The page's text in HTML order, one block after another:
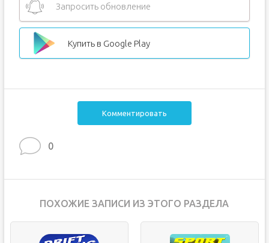
Запросить обновление
Купить в Google Play
Комментировать
0
ПОХОЖИЕ ЗАПИСИ ИЗ ЭТОГО РАЗДЕЛА